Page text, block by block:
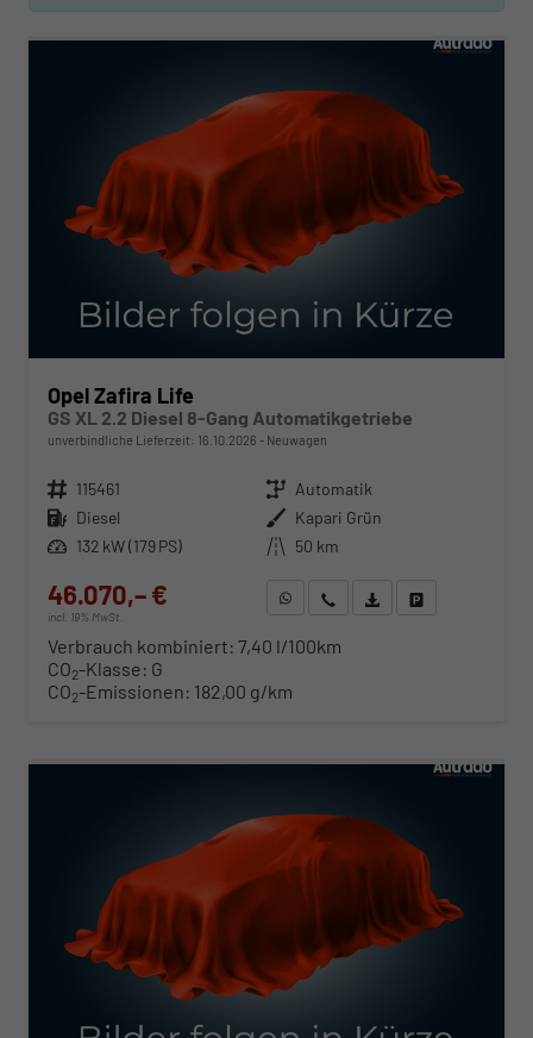
ab 468,– € mtl.
Opel Zafira Life
GS XL 2.2 Diesel 8-Gang Automatikgetriebe
unverbindliche Lieferzeit: 16.10.2026 Neuwagen
Fahrzeugnr. 115461 Getriebe Automatik
Kraftstoff Diesel Außenfarbe Kapari Grün
Leistung 132 kW (179 PS) Kilometerstand 50 km
46.070,– €
incl. 19% MwSt.
WhatsApp anfragen
Wir rufen Sie anFahrzeugexposé (PDF)
Verbrauch kombiniert: 7,40 l/100km
CO2-Klasse: G
CO2-Emissionen: 182,00 g/km